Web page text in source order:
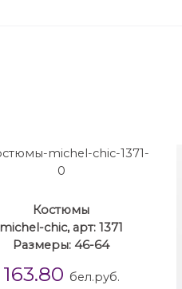
Костюмы
michel-chic, арт: 1371
Размеры: 46-64
163.80 бел.руб.